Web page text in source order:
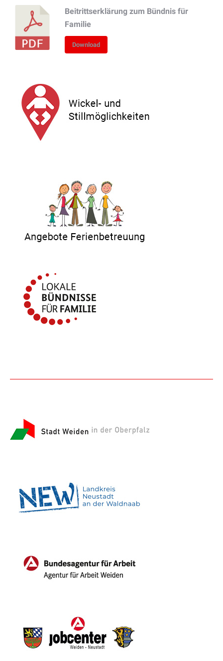
Beitrittserklärung zum Bündnis für
Familie
Download